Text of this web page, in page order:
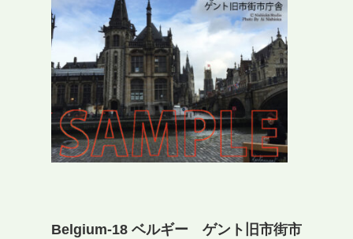
Belgium-18 ベルギー ゲント旧市街市